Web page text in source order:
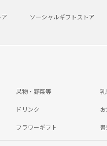
ソーシャルギフトストア
果物・野菜等
ドリンク
フラワーギフト